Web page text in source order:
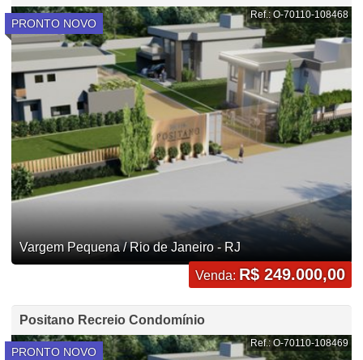
PRONTO NOVO
Ref.: O-70110-108468
Vargem Pequena / Rio de Janeiro - RJ
Venda: R$ 249.000,00
Positano Recreio Condomínio
PRONTO NOVO
Ref.: O-70110-108469